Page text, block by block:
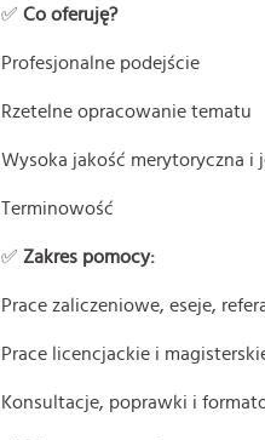
✅ Co oferuję?
Profesjonalne podejście
Rzetelne opracowanie tematu
Wysoka jakość merytoryczna i
Terminowość
✅ Zakres pomocy:
Prace zaliczeniowe, eseje,
Prace licencjackie i
Konsultacje, poprawki i